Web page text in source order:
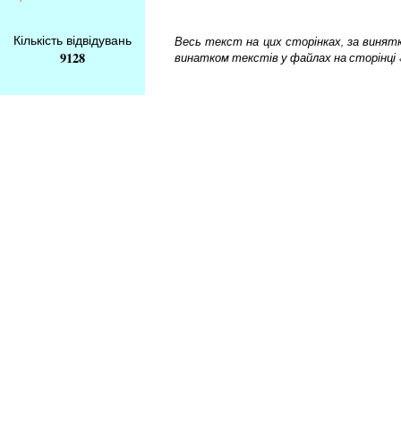
Кількість відвідувань
9128
Весь текст на цих сторінках, за
винатком текстів у файлах на